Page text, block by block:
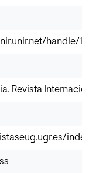
handle/
Revista